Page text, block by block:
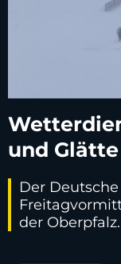
und
Der
der Oberpfalz.